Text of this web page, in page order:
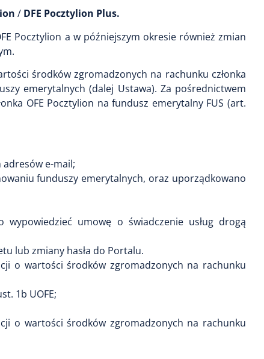
/ DFE Pocztylion Plus.
Pocztylion a w późniejszym okresie również zmian
środków zgromadzonych na rachunku członka
emerytalnych (dalej Ustawa). Za pośrednictwem
OFE Pocztylion na fundusz emerytalny FUS (art.
adresów e-mail;
funduszy emerytalnych, oraz uporządkowano
umowę o świadczenie usług drogą
lub zmiany hasła do Portalu.
o wartości środków zgromadzonych na rachunku
1b UOFE;
o wartości środków zgromadzonych na rachunku